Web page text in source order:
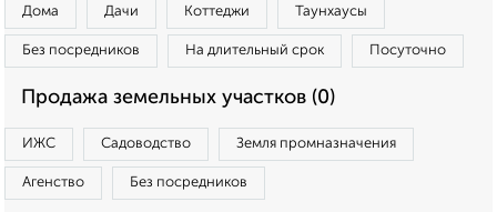
Дома Дачи Коттеджи Таунхаусы
Без посредников На длительный срок Посуточно
Продажа земельных участков (0)
ИЖС Садоводство Земля промназначения
Агенство Без посредников